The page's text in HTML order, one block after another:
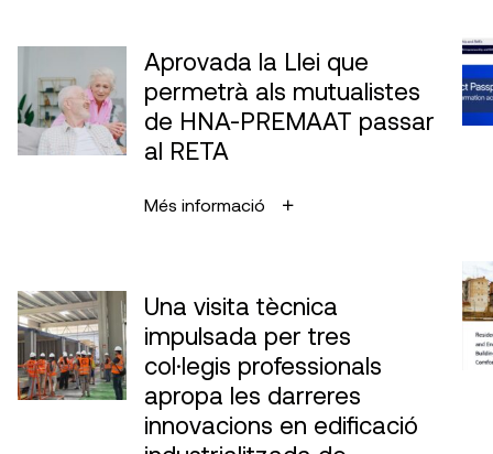
Aprovada la Llei que
permetrà als mutualistes
de HNA-PREMAAT passar
al RETA
Més informació
Una visita tècnica
impulsada per tres
col·legis professionals
apropa les darreres
innovacions en edificació